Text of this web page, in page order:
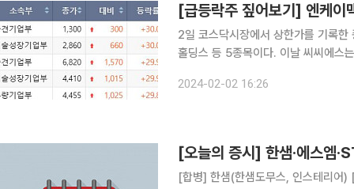
[급등락주 짚어보기] 엔케이
2일 코스닥시장에서 상한가를 기록
홀딩스 등 5종목이다. 이날 씨씨에스는 전 거래일 대비 30.00% 오른 1300원에 거래를 마쳤다. 두
술정보통신부가 최다액출자자 변경
2024-02-02 16:26
[오늘의 증시] 한샘·에스엠
[합병] 한샘(한샘도무스, 인스테리어) [주주총회] 유니켐 롯데손해보험 대한제강 일신석재 STX 아